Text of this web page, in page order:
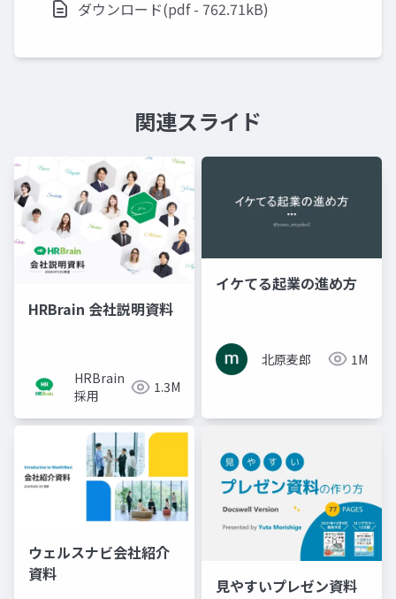
ダウンロード(pdf - 762.71kB)
関連スライド
HRBrain 会社説明資料
HRBrain
採用
1.3M
イケてる起業の進め方
北原麦郎 1M
ウェルスナビ会社紹介
資料
見やすいプレゼン資料